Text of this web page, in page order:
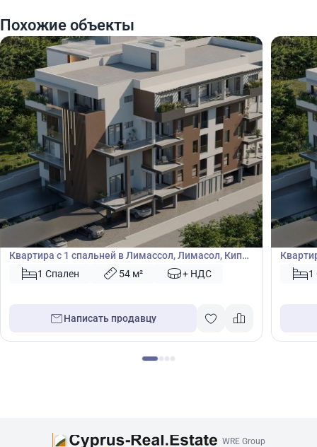
Похожие объекты
€395 000
Квартира
Квартира с 1 спальней в Лимассол, Лимасол, Кипр
№ 499401 Спален 54 м² + НДС
Написать продавцу
€385
№
1
WRE Group